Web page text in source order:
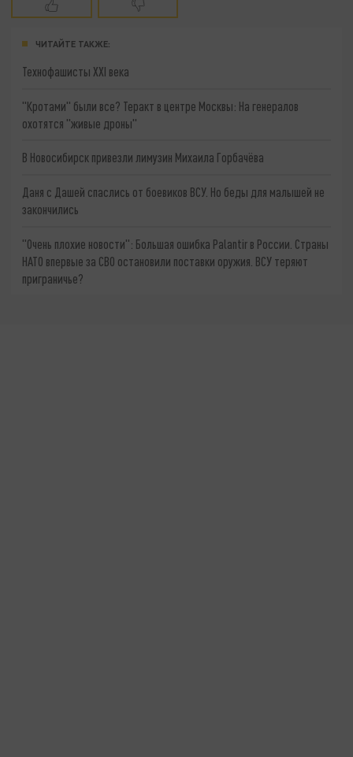
ЧИТАЙТЕ ТАКЖЕ:
Технофашисты XXI века
"Кротами" были все? Теракт в центре Москвы: На генералов
охотятся "живые дроны"
В Новосибирск привезли лимузин Михаила Горбачёва
Даня с Дашей спаслись от боевиков ВСУ. Но беды для малышей не
закончились
"Очень плохие новости": Большая ошибка Palantir в России. Страны
НАТО впервые за СВО остановили поставки оружия. ВСУ теряют
приграничье?